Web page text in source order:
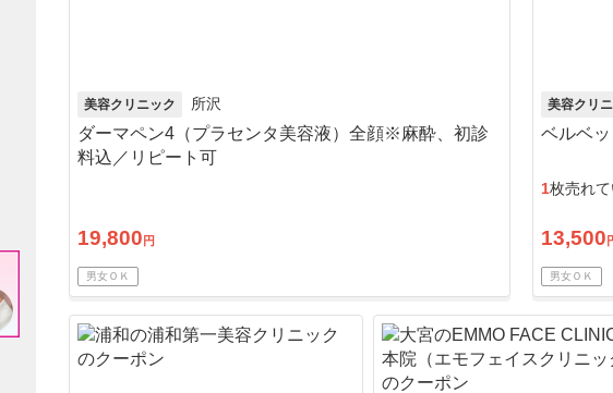
美容クリニック 所沢
ダーマペン4（プラセンタ美容液）全顔※麻酔、初診
料込／リピート可
19,800 円
男女ＯＫ
美容クリ
ベルベ
1枚売れ
13,500
男女ＯＫ